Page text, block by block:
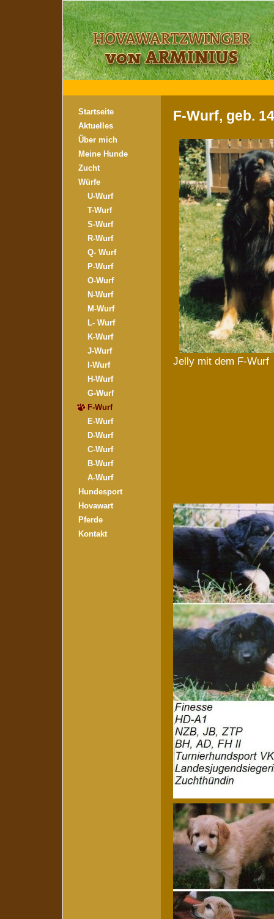
Startseite
Aktuelles
Über mich
Meine Hunde
Zucht
Würfe
U-Wurf
T-Wurf
S-Wurf
R-Wurf
Q- Wurf
P-Wurf
O-Wurf
N-Wurf
M-Wurf
L- Wurf
K-Wurf
J-Wurf
I-Wurf
H-Wurf
G-Wurf
F-Wurf
E-Wurf
D-Wurf
C-Wurf
B-Wurf
A-Wurf
Hundesport
Hovawart
Pferde
Kontakt
F-Wurf, geb.
Jelly mit dem F-Wurf